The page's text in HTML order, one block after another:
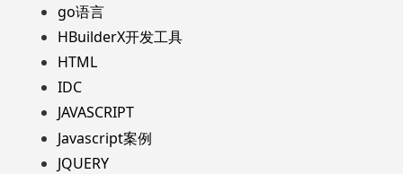
go语言
HBuilderX开发工具
HTML
IDC
JAVASCRIPT
Javascript案例
JQUERY